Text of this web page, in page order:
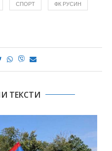
СПОРТ ФК РУСИН
ТЕКСТИ